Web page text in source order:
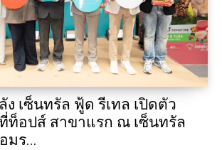
ง เซ็นทรัล ฟู้ด รีเทล เปิดตัว
ที่ท็อปส์ สาขาแรก ณ เซ็นทรัล
มร...